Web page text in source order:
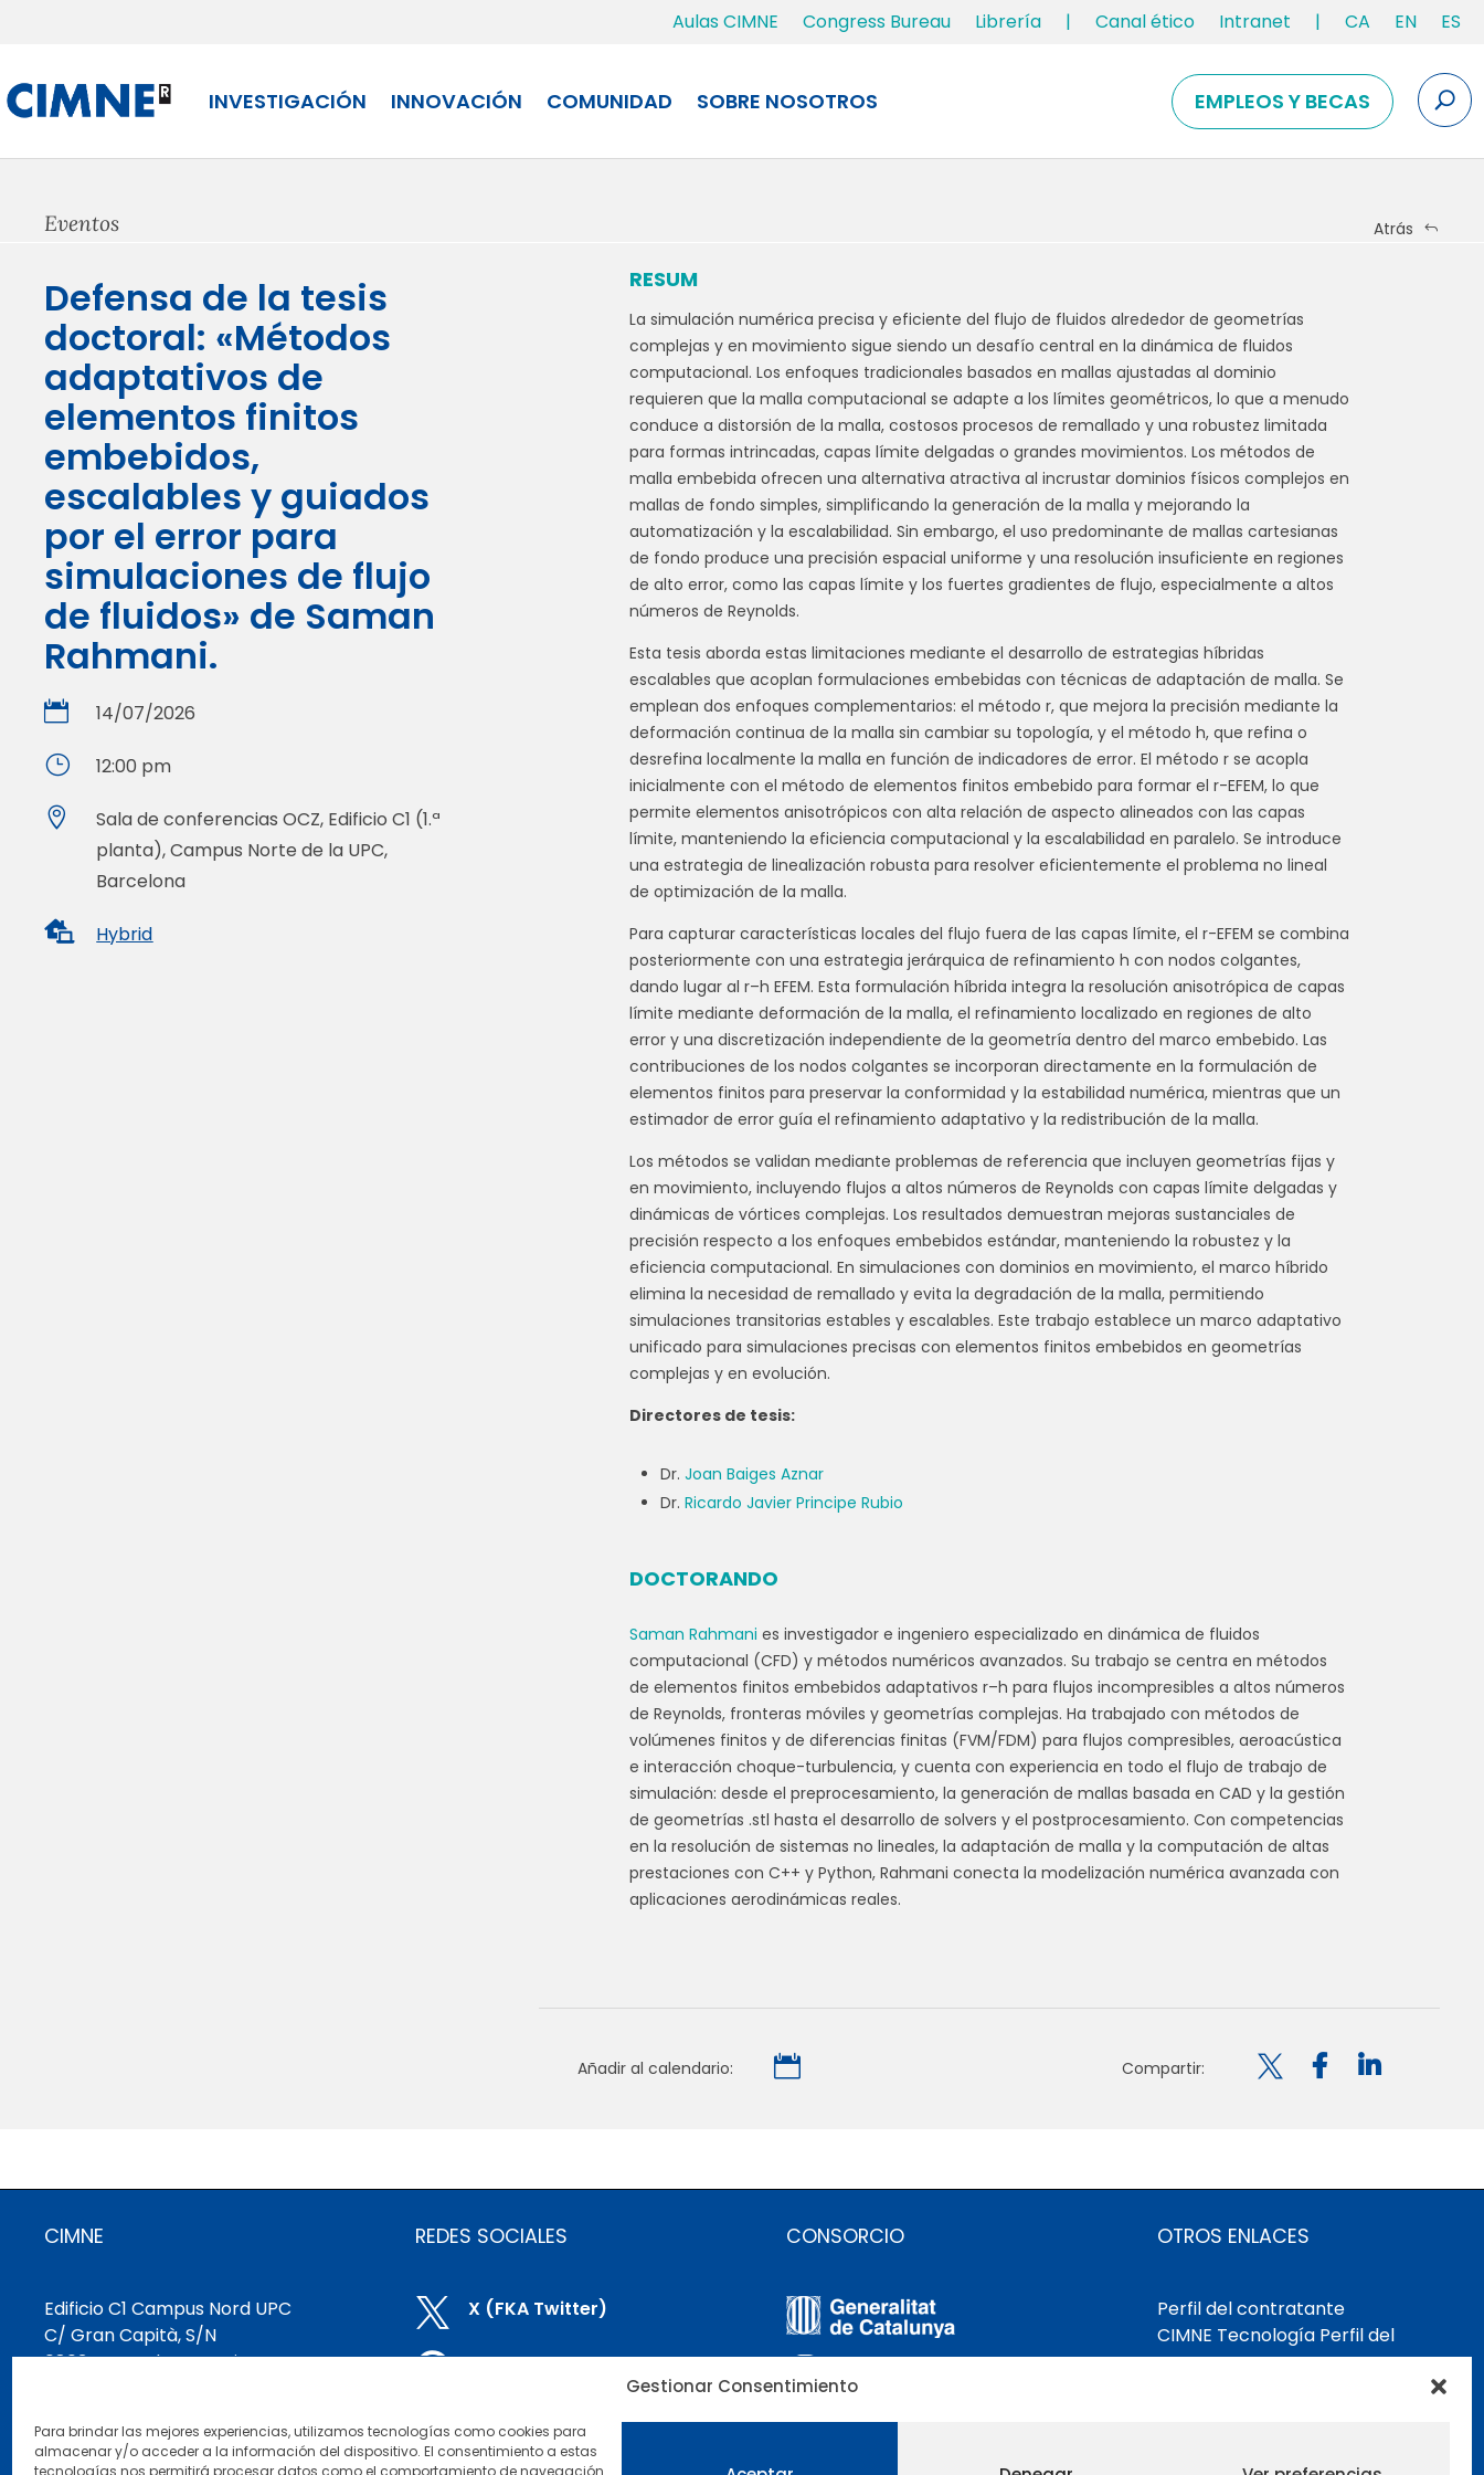
Gestionar Consentimiento
Para brindar las mejores experiencias, utilizamos tecnologías como cookies para
almacenar y/o acceder a la información del dispositivo. El consentimiento a estas
tecnologías nos permitirá procesar datos como el comportamiento de navegación
Aulas CIMNE Congress Bureau Librería | Canal ético Intranet | CA EN ES
INVESTIGACIÓN INNOVACIÓN COMUNIDAD SOBRE NOSOTROS EMPLEOS Y BECAS
Eventos Atrás
Defensa de la tesis
doctoral: «Métodos
adaptativos de
elementos finitos
embebidos,
escalables y guiados
por el error para
simulaciones de flujo
de fluidos» de Saman
Rahmani.
 14/07/2026
} 12:00 pm

Sala de conferencias OCZ, Edificio C1 (1.ª
planta), Campus Norte de la UPC,
Barcelona
 Hybrid
RESUM
La simulación numérica precisa y eficiente del flujo de fluidos alrededor de geometrías
complejas y en movimiento sigue siendo un desafío central en la dinámica de fluidos
computacional. Los enfoques tradicionales basados en mallas ajustadas al dominio
requieren que la malla computacional se adapte a los límites geométricos, lo que a menudo
conduce a distorsión de la malla, costosos procesos de remallado y una robustez limitada
para formas intrincadas, capas límite delgadas o grandes movimientos. Los métodos de
malla embebida ofrecen una alternativa atractiva al incrustar dominios físicos complejos en
mallas de fondo simples, simplificando la generación de la malla y mejorando la
automatización y la escalabilidad. Sin embargo, el uso predominante de mallas cartesianas
de fondo produce una precisión espacial uniforme y una resolución insuficiente en regiones
de alto error, como las capas límite y los fuertes gradientes de flujo, especialmente a altos
números de Reynolds.
Esta tesis aborda estas limitaciones mediante el desarrollo de estrategias híbridas
escalables que acoplan formulaciones embebidas con técnicas de adaptación de malla. Se
emplean dos enfoques complementarios: el método r, que mejora la precisión mediante la
deformación continua de la malla sin cambiar su topología, y el método h, que refina o
desrefina localmente la malla en función de indicadores de error. El método r se acopla
inicialmente con el método de elementos finitos embebido para formar el r-EFEM, lo que
permite elementos anisotrópicos con alta relación de aspecto alineados con las capas
límite, manteniendo la eficiencia computacional y la escalabilidad en paralelo. Se introduce
una estrategia de linealización robusta para resolver eficientemente el problema no lineal
de optimización de la malla.
Para capturar características locales del flujo fuera de las capas límite, el r-EFEM se combina
posteriormente con una estrategia jerárquica de refinamiento h con nodos colgantes,
dando lugar al r–h EFEM. Esta formulación híbrida integra la resolución anisotrópica de capas
límite mediante deformación de la malla, el refinamiento localizado en regiones de alto
error y una discretización independiente de la geometría dentro del marco embebido. Las
contribuciones de los nodos colgantes se incorporan directamente en la formulación de
elementos finitos para preservar la conformidad y la estabilidad numérica, mientras que un
estimador de error guía el refinamiento adaptativo y la redistribución de la malla.
Los métodos se validan mediante problemas de referencia que incluyen geometrías fijas y
en movimiento, incluyendo flujos a altos números de Reynolds con capas límite delgadas y
dinámicas de vórtices complejas. Los resultados demuestran mejoras sustanciales de
precisión respecto a los enfoques embebidos estándar, manteniendo la robustez y la
eficiencia computacional. En simulaciones con dominios en movimiento, el marco híbrido
elimina la necesidad de remallado y evita la degradación de la malla, permitiendo
simulaciones transitorias estables y escalables. Este trabajo establece un marco adaptativo
unificado para simulaciones precisas con elementos finitos embebidos en geometrías
complejas y en evolución.
Directores de tesis:
Dr. Joan Baiges Aznar
Dr. Ricardo Javier Principe Rubio
DOCTORANDO
Saman Rahmani es investigador e ingeniero especializado en dinámica de fluidos
computacional (CFD) y métodos numéricos avanzados. Su trabajo se centra en métodos
de elementos finitos embebidos adaptativos r–h para flujos incompresibles a altos números
de Reynolds, fronteras móviles y geometrías complejas. Ha trabajado con métodos de
volúmenes finitos y de diferencias finitas (FVM/FDM) para flujos compresibles, aeroacústica
e interacción choque-turbulencia, y cuenta con experiencia en todo el flujo de trabajo de
simulación: desde el preprocesamiento, la generación de mallas basada en CAD y la gestión
de geometrías .stl hasta el desarrollo de solvers y el postprocesamiento. Con competencias
en la resolución de sistemas no lineales, la adaptación de malla y la computación de altas
prestaciones con C++ y Python, Rahmani conecta la modelización numérica avanzada con
aplicaciones aerodinámicas reales.
Añadir al calendario:  Compartir: 
CIMNE
Edificio C1 Campus Nord UPC
C/ Gran Capità, S/N
08034 Barcelona, Spain
REDES SOCIALES
 X (FKA Twitter)
 Bluesky

CONSORCIO OTROS ENLACES
Perfil del contratante
CIMNE Tecnología Perfil del
contratante